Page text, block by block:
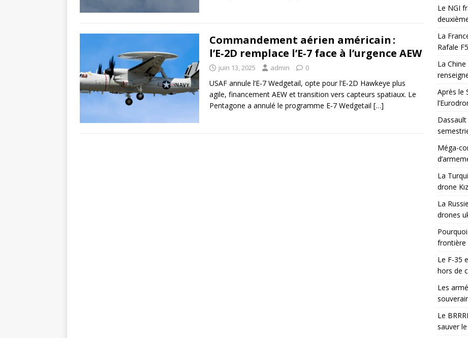
Commandement aérien américain :
l’E‑2D remplace l’E‑7 face à l’urgence AEW
juin 13, 2025 admin 0
USAF annule l’E‑7 Wedgetail, opte pour l’E‑2D Hawkeye plus
agile, financement AEW et transition vers capteurs spatiaux. Le
Pentagone a annulé le programme E‑7 Wedgetail […]
Le NGI
La
Rafale F5
La
Après le
Méga-
La
drone
La
drones
frontière
Le F-35
hors de
Les
Le
sauver